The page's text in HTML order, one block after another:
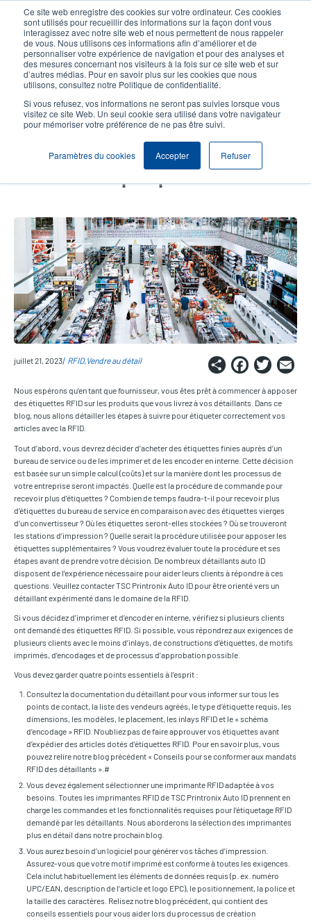
Ce site web enregistre des cookies sur votre ordinateur. Ces cookies
sont utilisés pour recueillir des informations sur la façon dont vous
interagissez avec notre site web et nous permettent de nous rappeler
de vous. Nous utilisons ces informations afin d’améliorer et de
personnaliser votre expérience de navigation et pour des analyses et
des mesures concernant nos visiteurs à la fois sur ce site web et sur
d’autres médias. Pour en savoir plus sur les cookies que nous
utilisons, consultez notre Politique de confidentialité.
Si vous refusez, vos informations ne seront pas suivies lorsque vous
visitez ce site Web. Un seul cookie sera utilisé dans votre navigateur
pour mémoriser votre préférence de ne pas être suivi.
Paramètres du cookies Accepter Refuser
contenu
principal
User
account
menu
User
Header
Sélection Produits Contact Commercial
Le guide idéal du fournisseur pour
satisfaire aux exigences des
détaillants relatives à la RFID : de
la survie à la prospérité
juillet 21, 2023 RFID Vendre au détail Share
Nous espérons qu’en tant que fournisseur, vous êtes prêt à commencer à apposer
des étiquettes RFID sur les produits que vous livrez à vos détaillants. Dans ce
blog, nous allons détailler les étapes à suivre pour étiqueter correctement vos
articles avec la RFID.
Tout d’abord, vous devrez décider d’acheter des étiquettes finies auprès d’un
bureau de service ou de les imprimer et de les encoder en interne. Cette décision
est basée sur un simple calcul (coûts) et sur la manière dont les processus de
votre entreprise seront impactés. Quelle est la procédure de commande pour
recevoir plus d’étiquettes ? Combien de temps faudra-t-il pour recevoir plus
d’étiquettes du bureau de service en comparaison avec des étiquettes vierges
d’un convertisseur ? Où les étiquettes seront-elles stockées ? Où se trouveront
les stations d’impression ? Quelle serait la procédure utilisée pour apposer les
étiquettes supplémentaires ? Vous voudrez évaluer toute la procédure et ses
étapes avant de prendre votre décision. De nombreux détaillants auto ID
disposent de l’expérience nécessaire pour aider leurs clients à répondre à ces
questions. Veuillez contacter TSC Printronix Auto ID pour être orienté vers un
détaillant expérimenté dans le domaine de la RFID.
Si vous décidez d’imprimer et d’encoder en interne, vérifiez si plusieurs clients
ont demandé des étiquettes RFID. Si possible, vous répondrez aux exigences de
plusieurs clients avec le moins d’inlays, de constructions d’étiquettes, de motifs
imprimés, d’encodages et de processus d’approbation possible.
Vous devez garder quatre points essentiels à l’esprit :
Consultez la documentation du détaillant pour vous informer sur tous les
points de contact, la liste des vendeurs agréés, le type d’étiquette requis, les
dimensions, les modèles, le placement, les inlays RFID et le « schéma
d’encodage » RFID. N’oubliez pas de faire approuver vos étiquettes avant
d’expédier des articles dotés d’étiquettes RFID. Pour en savoir plus, vous
pouvez relire notre blog précédent « Conseils pour se conformer aux mandats
RFID des détaillants ».#
Vous devez également sélectionner une imprimante RFID adaptée à vos
besoins. Toutes les imprimantes RFID de TSC Printronix Auto ID prennent en
charge les commandes et les fonctionnalités requises pour l’étiquetage RFID
demandé par les détaillants. Nous aborderons la sélection des imprimantes
plus en détail dans notre prochain blog.
Vous aurez besoin d’un logiciel pour générer vos tâches d’impression.
Assurez-vous que votre motif imprimé est conforme à toutes les exigences.
Cela inclut habituellement les éléments de données requis (p. ex. numéro
UPC/EAN, description de l‘article et logo EPC), le positionnement, la police et
la taille des caractères. Relisez notre blog précédent, qui contient des
conseils essentiels pour vous aider lors du processus de création